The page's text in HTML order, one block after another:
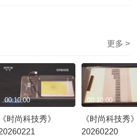
更多 >
《时尚科技秀》
00:10:00
《时尚科技秀
20260220
00:10:00